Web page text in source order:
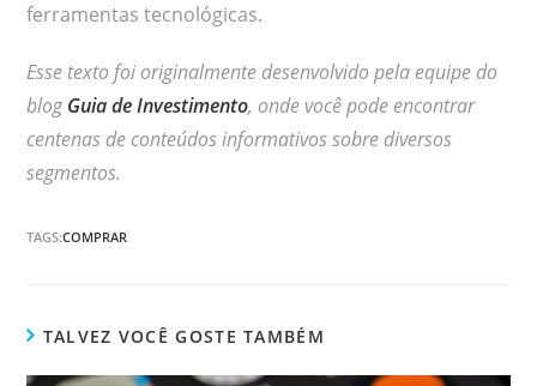
ferramentas tecnológicas.
Esse texto foi originalmente desenvolvido pela equipe do
blogGuia de Investimento, onde você pode encontrar
centenas de conteúdos informativos sobre diversos
segmentos.
TAGS:COMPRAR
TALVEZ VOCÊ GOSTE TAMBÉM